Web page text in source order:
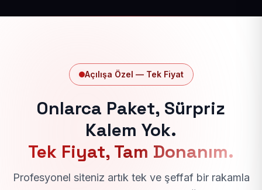
Açılışa Özel — Tek Fiyat
Onlarca Paket, Sürpriz
Kalem Yok.
Tek Fiyat, Tam Donanım.
Profesyonel siteniz artık tek ve şeffaf bir rakamla